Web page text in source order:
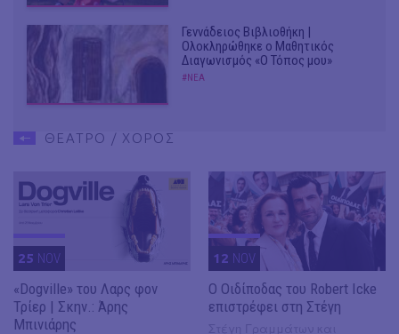
Γεννάδειος Βιβλιοθήκη |
Ολοκληρώθηκε ο Μαθητικός
Διαγωνισμός «Ο Τόπος μου»
#ΝΕΑ
ΘΕΑΤΡΟ / ΧΟΡΟΣ
25 NOV
«Dogville» του Λαρς φον
Τρίερ | Σκην.: Άρης
Μπινιάρης
12 NOV
O Οιδίποδας του Robert Icke
επιστρέφει στη Στέγη